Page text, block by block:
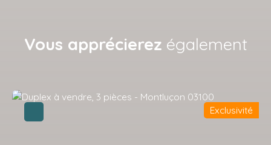
Vous apprécierez également
Exclusivité